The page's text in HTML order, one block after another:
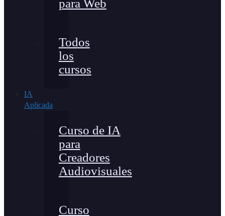
para Web
Todos
los
cursos
IA
Aplicada
Curso de IA
para
Creadores
Audiovisuales
Curso